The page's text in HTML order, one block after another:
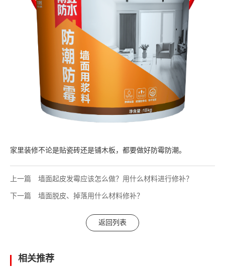
家里装修不论是贴瓷砖还是铺木板，都要做好防霉防潮。
上一篇 墙面起皮发霉应该怎么做？用什么材料进行修补？
下一篇 墙面脱皮、掉落用什么材料修补？
返回列表
相关推荐